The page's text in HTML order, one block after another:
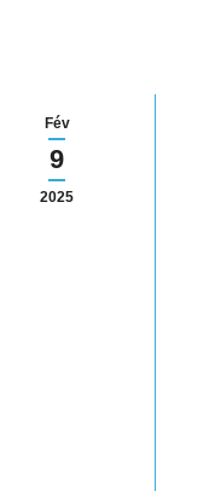
Fév
9
2025